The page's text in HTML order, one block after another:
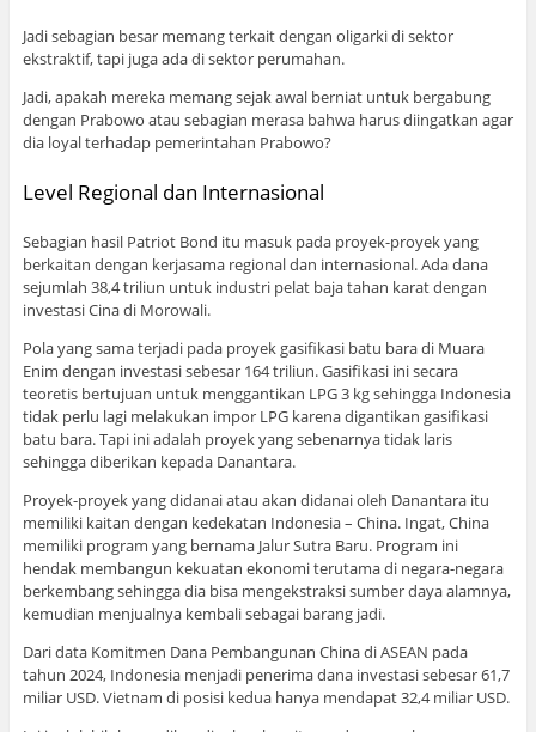
Jadi sebagian besar memang terkait dengan oligarki di sektor
ekstraktif, tapi juga ada di sektor perumahan.
Jadi, apakah mereka memang sejak awal berniat untuk bergabung
dengan Prabowo atau sebagian merasa bahwa harus diingatkan agar
dia loyal terhadap pemerintahan Prabowo?
Level Regional dan Internasional
Sebagian hasil Patriot Bond itu masuk pada proyek-proyek yang
berkaitan dengan kerjasama regional dan internasional. Ada dana
sejumlah 38,4 triliun untuk industri pelat baja tahan karat dengan
investasi Cina di Morowali.
Pola yang sama terjadi pada proyek gasifikasi batu bara di Muara
Enim dengan investasi sebesar 164 triliun. Gasifikasi ini secara
teoretis bertujuan untuk menggantikan LPG 3 kg sehingga Indonesia
tidak perlu lagi melakukan impor LPG karena digantikan gasifikasi
batu bara. Tapi ini adalah proyek yang sebenarnya tidak laris
sehingga diberikan kepada Danantara.
Proyek-proyek yang didanai atau akan didanai oleh Danantara itu
memiliki kaitan dengan kedekatan Indonesia – China. Ingat, China
memiliki program yang bernama Jalur Sutra Baru. Program ini
hendak membangun kekuatan ekonomi terutama di negara-negara
berkembang sehingga dia bisa mengekstraksi sumber daya alamnya,
kemudian menjualnya kembali sebagai barang jadi.
Dari data Komitmen Dana Pembangunan China di ASEAN pada
tahun 2024, Indonesia menjadi penerima dana investasi sebesar 61,7
miliar USD. Vietnam di posisi kedua hanya mendapat 32,4 miliar USD.